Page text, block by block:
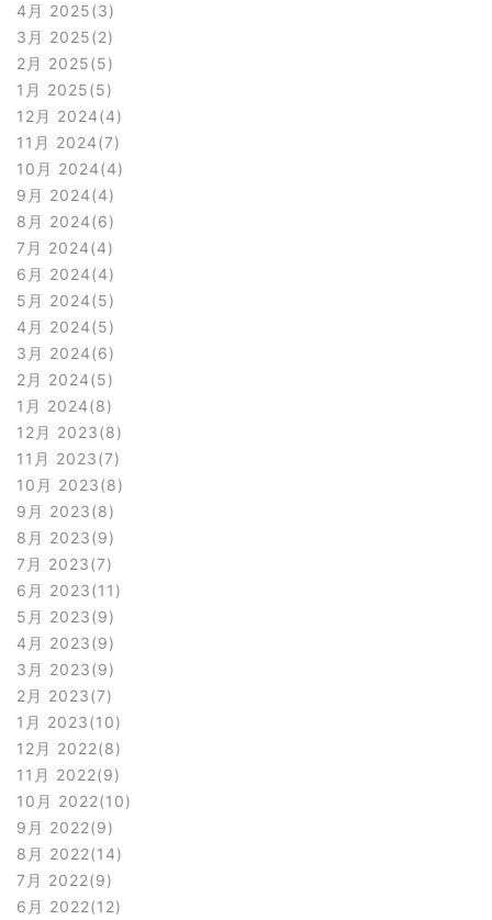
4月 2025 3
3月 2025 2
2月 2025 5
1月 2025 5
12月 2024 4
11月 2024 7
10月 2024 4
9月 2024 4
8月 2024 6
7月 2024 4
6月 2024 4
5月 2024 5
4月 2024 5
3月 2024 6
2月 2024 5
1月 2024 8
12月 2023 8
11月 2023 7
10月 2023 8
9月 2023 8
8月 2023 9
7月 2023 7
6月 2023 11
5月 2023 9
4月 2023 9
3月 2023 9
2月 2023 7
1月 2023 10
12月 2022 8
11月 2022 9
10月 2022 10
9月 2022 9
8月 2022 14
7月 2022 9
6月 2022 12